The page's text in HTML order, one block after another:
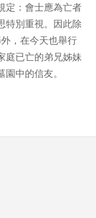
定：會士應為亡者
特別重視。因此除
，在今天也舉行
庭已亡的弟兄姊妹
中的信友。